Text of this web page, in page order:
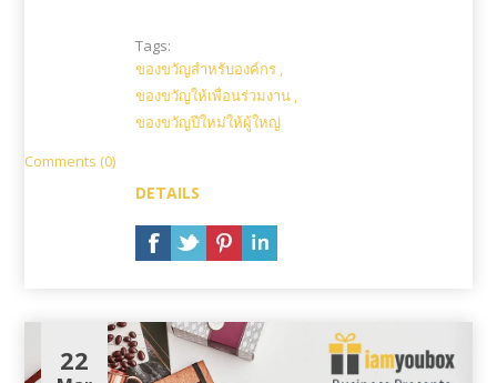
Tags:
ของขวัญสำหรับองค์กร ,
ของขวัญให้เพื่อนร่วมงาน ,
ของขวัญปีใหม่ให้ผู้ใหญ่
Comments (0)
DETAILS
22